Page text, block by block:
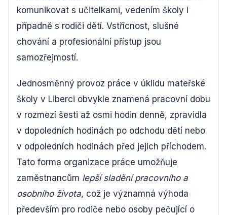
komunikovat s učitelkami, vedením školy i
případně s rodiči dětí. Vstřícnost, slušné
chování a profesionální přístup jsou
samozřejmostí.
Jednosměnný provoz práce v úklidu mateřské
školy v Liberci obvykle znamená pracovní dobu
v rozmezí šesti až osmi hodin denně, zpravidla
v dopoledních hodinách po odchodu dětí nebo
v odpoledních hodinách před jejich příchodem.
Tato forma organizace práce umožňuje
zaměstnancům lepší sladění pracovního a
osobního života, což je významná výhoda
především pro rodiče nebo osoby pečující o